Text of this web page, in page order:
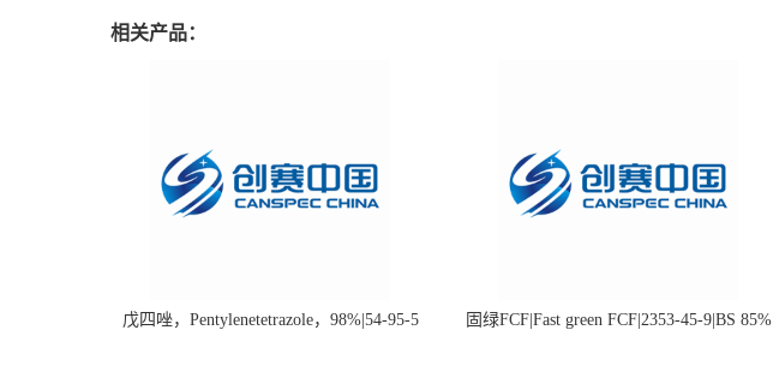
相关产品：
戊四唑，Pentylenetetrazole，98%|54-95-5 固绿FCF|Fast green FCF|2353-45-9|BS 85%